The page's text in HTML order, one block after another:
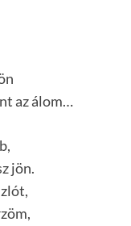
az álom…
jön.